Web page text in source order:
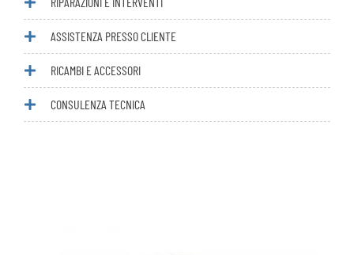
ASSISTENZA PRESSO CLIENTE
RICAMBI E ACCESSORI
CONSULENZA TECNICA